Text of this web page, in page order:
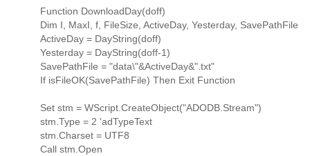
Function DownloadDay(doff)
Dim I, MaxI, f, FileSize, ActiveDay, Yesterday, SavePathFile
ActiveDay = DayString(doff)
Yesterday = DayString(doff-1)
SavePathFile = "data\"&ActiveDay&".txt"
If isFileOK(SavePathFile) Then Exit Function
Set stm = WScript.CreateObject("ADODB.Stream")
stm.Type = 2 'adTypeText
stm.Charset = UTF8
Call stm.Open